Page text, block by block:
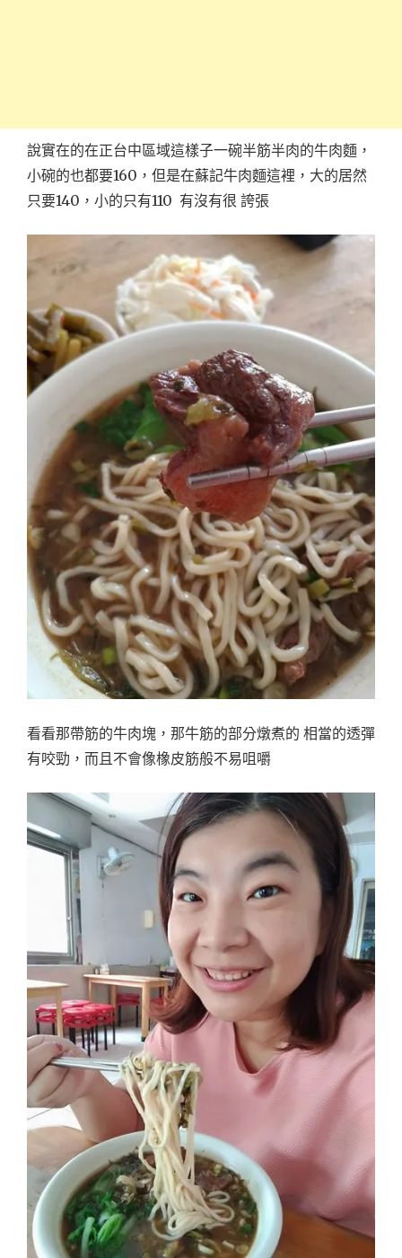
說實在的在正台中區域這樣子一碗半筋半肉的牛肉麵，
小碗的也都要160，但是在蘇記牛肉麵這裡，大的居然
只要140，小的只有110 有沒有很 誇張
看看那帶筋的牛肉塊，那牛筋的部分燉煮的 相當的透彈
有咬勁，而且不會像橡皮筋般不易咀嚼